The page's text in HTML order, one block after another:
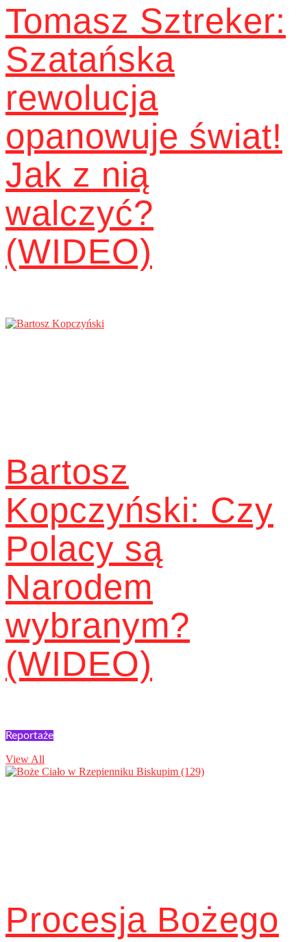
Tomasz Sztreker:
Szatańska
rewolucja
opanowuje świat!
Jak z nią
walczyć?
(WIDEO)
Bartosz
Kopczyński: Czy
Polacy są
Narodem
wybranym?
(WIDEO)
Reportaże
View All
Procesja Bożego